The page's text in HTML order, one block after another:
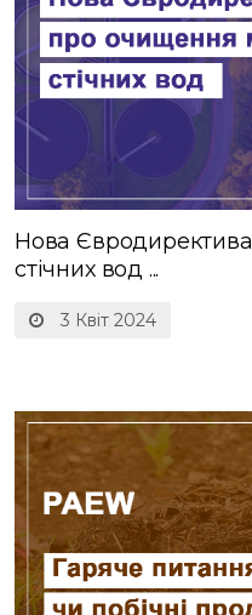
3 Квіт 2024
Нова
стічних вод ...